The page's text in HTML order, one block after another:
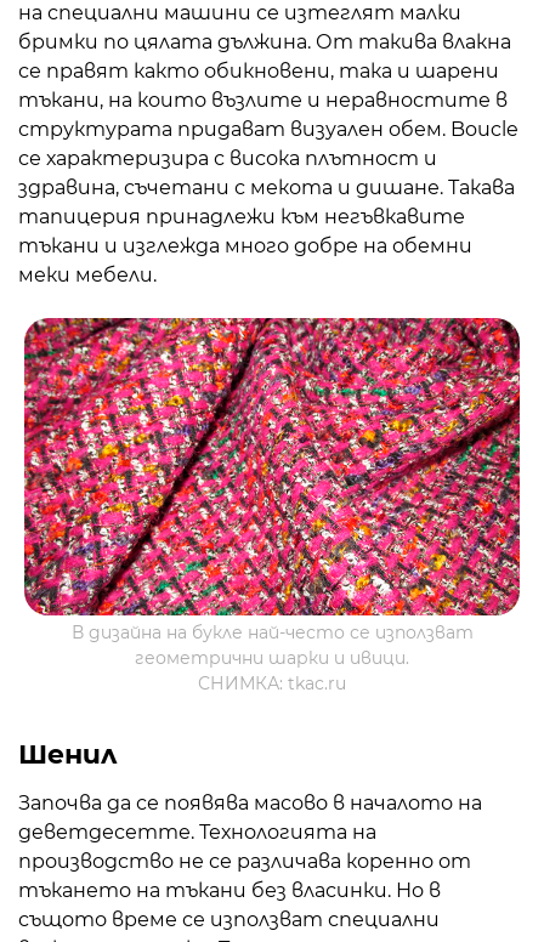
на специални машини се изтеглят малки
бримки по цялата дължина. От такива влакна
се правят както обикновени, така и шарени
тъкани, на които възлите и неравностите в
структурата придават визуален обем. Boucle
се характеризира с висока плътност и
здравина, съчетани с мекота и дишане. Такава
тапицерия принадлежи към негъвкавите
тъкани и изглежда много добре на обемни
меки мебели.
В дизайна на букле най-често се използват
геометрични шарки и ивици.
СНИМКА: tkac.ru
Шенил
Започва да се появява масово в началото на
деветдесетте. Технологията на
производство не се различава коренно от
тъкането на тъкани без власинки. Но в
същото време се използват специални